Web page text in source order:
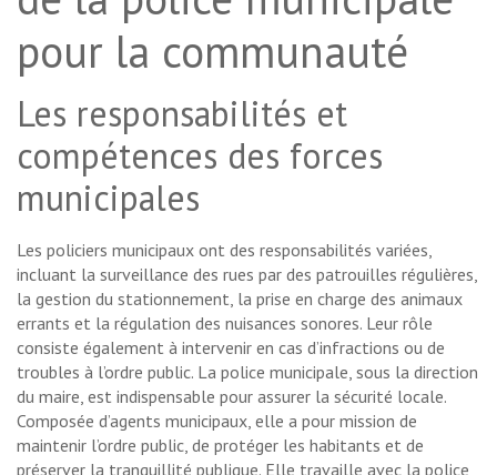
pour la communauté
Les responsabilités et
compétences des forces
municipales
Les policiers municipaux ont des responsabilités variées,
incluant la surveillance des rues par des patrouilles régulières,
la gestion du stationnement, la prise en charge des animaux
errants et la régulation des nuisances sonores. Leur rôle
consiste également à intervenir en cas d’infractions ou de
troubles à l’ordre public. La police municipale, sous la direction
du maire, est indispensable pour assurer la sécurité locale.
Composée d’agents municipaux, elle a pour mission de
maintenir l’ordre public, de protéger les habitants et de
préserver la tranquillité publique. Elle travaille avec la police